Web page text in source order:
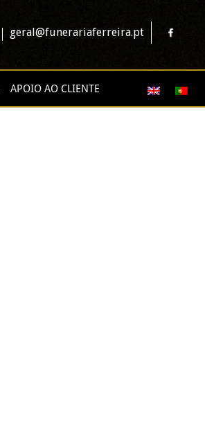
geral@funerariaferreira.pt
APOIO AO CLIENTE